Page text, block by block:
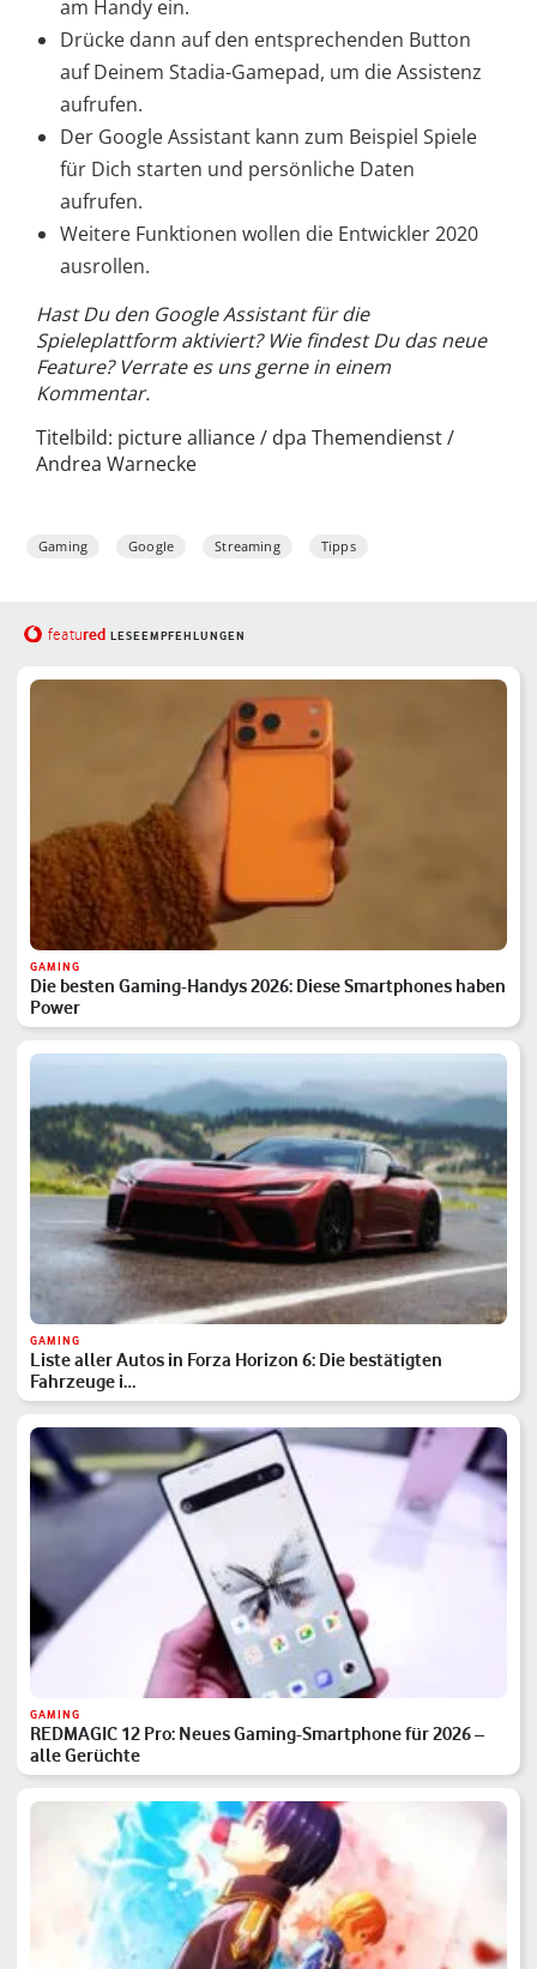
am Handy ein.
Drücke dann auf den entsprechenden Button
auf Deinem Stadia-Gamepad, um die Assistenz
aufrufen.
Der Google Assistant kann zum Beispiel Spiele
für Dich starten und persönliche Daten
aufrufen.
Weitere Funktionen wollen die Entwickler 2020
ausrollen.
Hast Du den Google Assistant für die
Spieleplattform aktiviert? Wie findest Du das neue
Feature? Verrate es uns gerne in einem
Kommentar.
Titelbild: picture alliance / dpa Themendienst /
Andrea Warnecke
Gaming Google Streaming Tipps
featured LESEEMPFEHLUNGEN
GAMING
Die besten Gaming-Handys 2026: Diese Smartphones haben
Power
GAMING
Liste aller Autos in Forza Horizon 6: Die bestätigten
Fahrzeuge i…
GAMING
REDMAGIC 12 Pro: Neues Gaming-Smartphone für 2026 –
alle Gerüchte